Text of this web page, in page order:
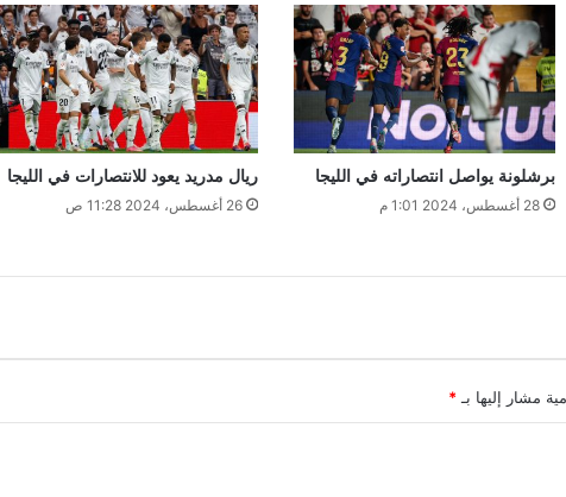
برشلونة يواصل انتصاراته في الليجا
28 أغسطس، 2024 1:01 م
ريال مدريد يعود للانتصارات في الليجا
26 أغسطس، 2024 11:28 ص
مشار إليها بـ *